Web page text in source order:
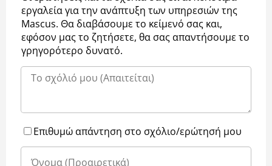
εργαλεία για την ανάπτυξη των υπηρεσιών της
Μascus. Θα διαβάσουμε το κείμενό σας και,
εφόσον μας το ζητήσετε, θα σας απαντήσουμε το
γρηγορότερο δυνατό.
Επιθυμώ απάντηση στο σχόλιο/ερώτησή μου